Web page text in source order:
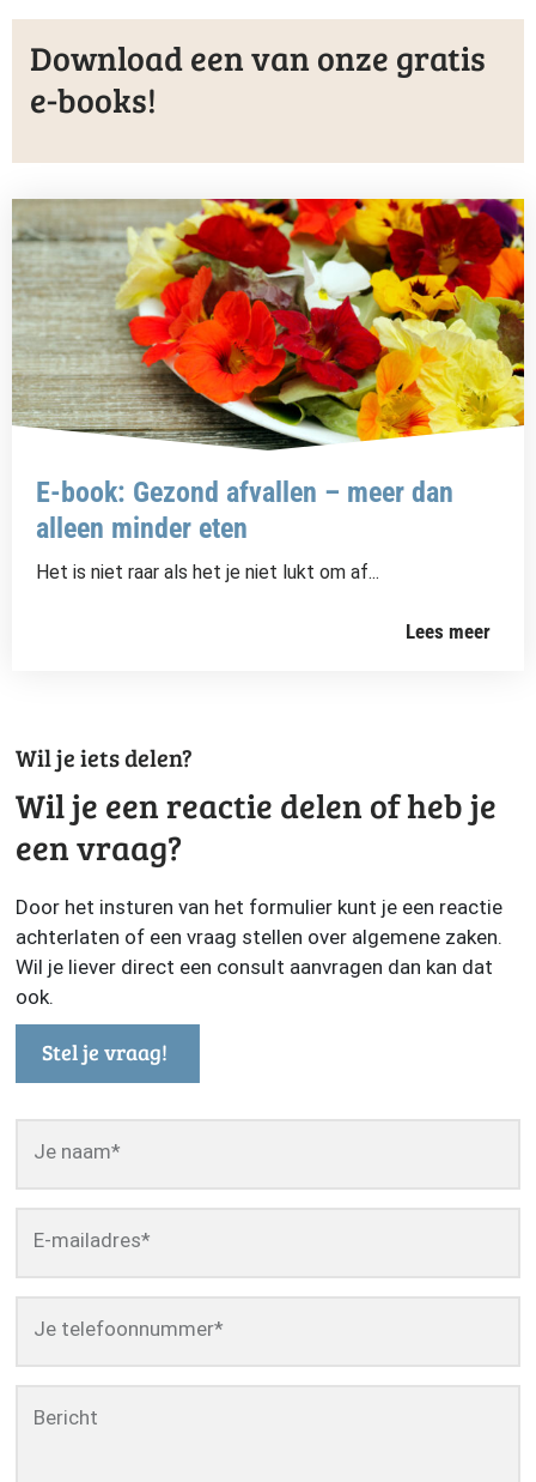
Download een van onze gratis
e-books!
E-book: Gezond afvallen – meer dan
alleen minder eten
Het is niet raar als het je niet lukt om af...
Lees meer
Wil je iets delen?
Wil je een reactie delen of heb je
een vraag?
Door het insturen van het formulier kunt je een reactie
achterlaten of een vraag stellen over algemene zaken.
Wil je liever direct een consult aanvragen dan kan dat
ook.
Stel je vraag!
Je naam*
E-mailadres*
Je telefoonnummer*
Bericht